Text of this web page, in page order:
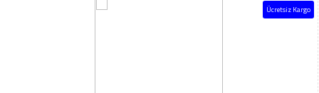
Ücretsiz Kargo